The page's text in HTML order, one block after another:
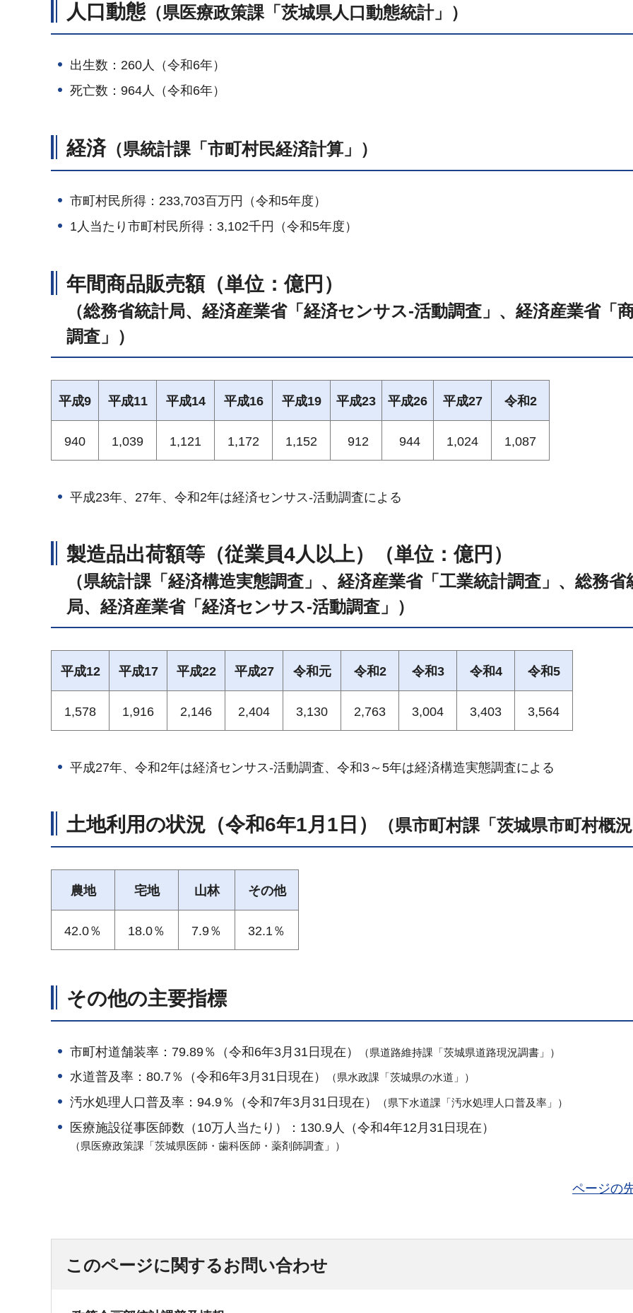
人口動態 （県医療政策課「茨城県人口動態統計」）
出生数：260人（令和6年）
死亡数：964人（令和6年）
経済（県統計課「市町村民経済計算」）
市町村民所得：233,703百万円（令和5年度）
1人当たり市町村民所得：3,102千円（令和5年度）
年間商品販売額（単位：億円）
（総務省統計局、経済産業省「経済センサス-活動調査」、経済産業省「
調査」）
平成9 平成11 平成14 平成16 平成19 平成23 平成26 平成27 令和2
940 1,039 1,121 1,172 1,152 912 944 1,024 1,087
平成23年、27年、令和2年は経済センサス-活動調査による
製造品出荷額等（従業員4人以上）（単位：億円）
（県統計課「経済構造実態調査」、経済産業省「工業統計調査」、総務省
局、経済産業省「経済センサス-活動調査」）
平成12 平成17 平成22 平成27 令和元 令和2 令和3 令和4 令和5
1,578 1,916 2,146 2,404 3,130 2,763 3,004 3,403 3,564
平成27年、令和2年は経済センサス-活動調査、令和3～5年は経済構造実態調査による
土地利用の状況（令和6年1月1日） （県市町村課「茨城県市町村概
農地 宅地 山林 その他
42.0％ 18.0％ 7.9％ 32.1％
その他の主要指標
市町村道舗装率：79.89％（令和6年3月31日現在） （県道路維持課「茨城県道路現況調書 」）
水道普及率：80.7％（令和6年3月31日現在） （県水政課「茨城県の水道」）
汚水処理人口普及率：94.9％（令和7年3月31日現在） （県下水道課「汚水処理人口普及率」）
医療施設従事医師数（10万人当たり）：130.9人（令和4年12月31日現在）
（県医療政策課「茨城県医師・歯科医師・薬剤師調査」）
ページの
このページに関するお問い合わせ